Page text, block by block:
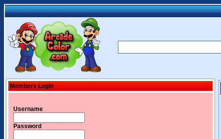
Members Login
Username
Password